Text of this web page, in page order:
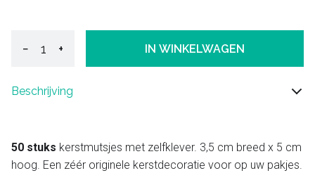
− + IN WINKELWAGEN
Beschrijving
50 stuks kerstmutsjes met zelfklever. 3,5 cm breed x 5 cm
hoog. Een zéér originele kerstdecoratie voor op uw pakjes.